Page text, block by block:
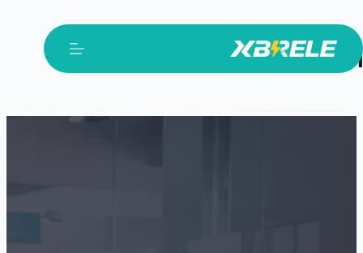
إلى
المحتوى
المنتجات